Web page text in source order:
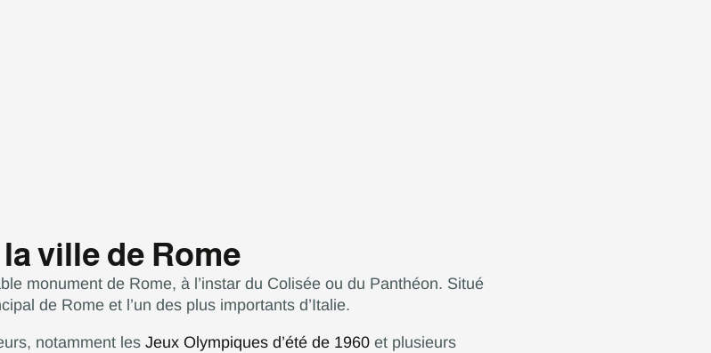
ville de Rome
monument de Rome, à l’instar du Colisée ou du Panthéon. Situé
de Rome et l’un des plus importants d’Italie.
notamment les Jeux Olympiques d’été de 1960 et plusieurs